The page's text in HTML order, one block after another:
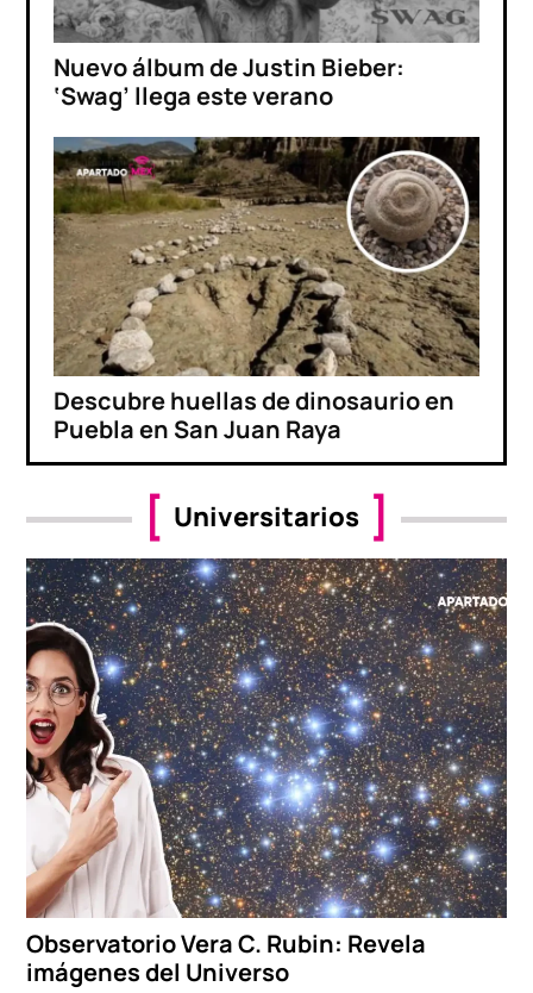
Nuevo álbum de Justin Bieber:
‘Swag’ llega este verano
Descubre huellas de dinosaurio en
Puebla en San Juan Raya
Universitarios
Observatorio Vera C. Rubin: Revela
imágenes del Universo